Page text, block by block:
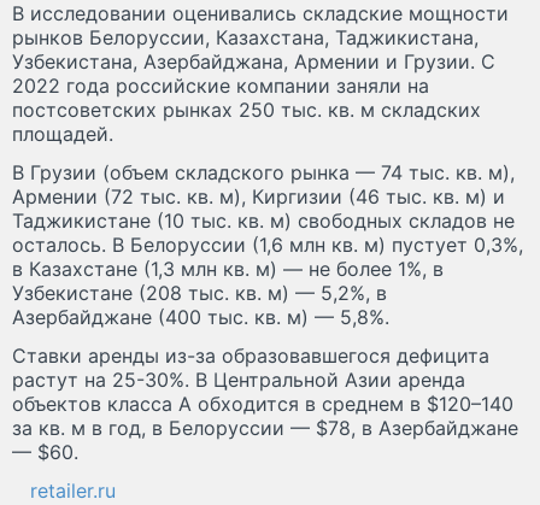
В исследовании оценивались складские мощности
рынков Белоруссии, Казахстана, Таджикистана,
Узбекистана, Азербайджана, Армении и Грузии. С
2022 года российские компании заняли на
постсоветских рынках 250 тыс. кв. м складских
площадей.
В Грузии (объем складского рынка — 74 тыс. кв. м),
Армении (72 тыс. кв. м), Киргизии (46 тыс. кв. м) и
Таджикистане (10 тыс. кв. м) свободных складов не
осталось. В Белоруссии (1,6 млн кв. м) пустует 0,3%,
в Казахстане (1,3 млн кв. м) — не более 1%, в
Узбекистане (208 тыс. кв. м) — 5,2%, в
Азербайджане (400 тыс. кв. м) — 5,8%.
Ставки аренды из-за образовавшегося дефицита
растут на 25-30%. В Центральной Азии аренда
объектов класса А обходится в среднем в $120–140
за кв. м в год, в Белоруссии — $78, в Азербайджане
— $60.
retailer.ru